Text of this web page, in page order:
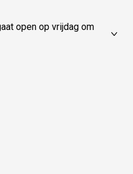
gesloten
open op vrijdag om